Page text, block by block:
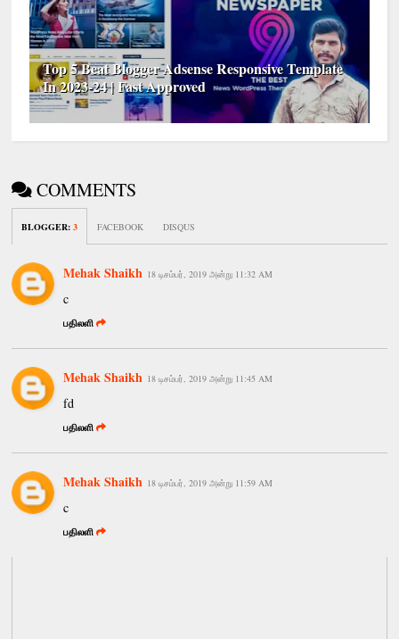
Top 5 Beat Blogger Adsense Responsive Template
In 2023-24 | Fast Approved
COMMENTS
BLOGGER:3 FACEBOOK DISQUS
Mehak Shaikh 18 டிசம்பர், 2019 அன்று 11:32 AM
c
பதிலளி
Mehak Shaikh 18 டிசம்பர், 2019 அன்று 11:45 AM
fd
பதிலளி
Mehak Shaikh 18 டிசம்பர், 2019 அன்று 11:59 AM
c
பதிலளி